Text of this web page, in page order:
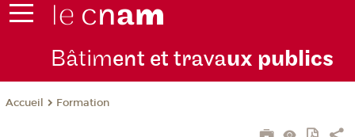
Bâtiment et travaux publics
Accueil Formation